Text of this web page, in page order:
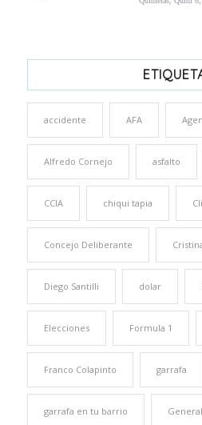
accidente AFA
Alfredo Cornejo asfalto
CCIA chiqui tapia
Concejo Deliberante
Diego Santilli dolar
Elecciones Formula 1
Franco Colapinto garrafa
garrafa en tu barrio